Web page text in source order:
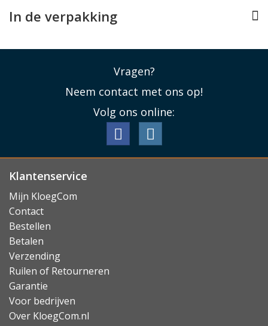
In de verpakking
Vragen?
Neem contact met ons op!
Volg ons online:
Klantenservice
Mijn KloegCom
Contact
Bestellen
Betalen
Verzending
Ruilen of Retourneren
Garantie
Voor bedrijven
Over KloegCom.nl